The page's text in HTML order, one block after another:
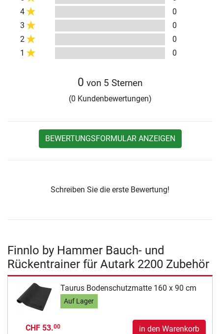
4
0
3
0
2
0
1
0
0 von 5 Sternen
(0 Kundenbewertungen)
BEWERTUNGSFORMULAR ANZEIGEN
Schreiben Sie die erste Bewertung!
Finnlo by Hammer Bauch- und
Rückentrainer für Autark 2200 Zubehör
Taurus Bodenschutzmatte 160 x 90 cm
Auf Lager
CHF 53.00 in den Warenkorb